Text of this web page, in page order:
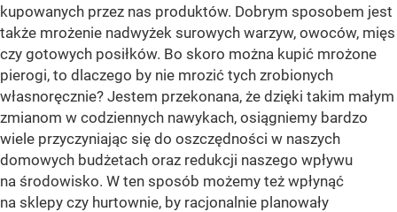
kupowanych przez nas produktów. Dobrym sposobem jest
także mrożenie nadwyżek surowych warzyw, owoców, mięs
czy gotowych posiłków. Bo skoro można kupić mrożone
pierogi, to dlaczego by nie mrozić tych zrobionych
własnoręcznie? Jestem przekonana, że dzięki takim małym
zmianom w codziennych nawykach, osiągniemy bardzo
wiele przyczyniając się do oszczędności w naszych
domowych budżetach oraz redukcji naszego wpływu
na środowisko. W ten sposób możemy też wpłynąć
na sklepy czy hurtownie, by racjonalnie planowały